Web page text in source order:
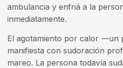
ambulancia y enfriá a la
inmediatamente.
El agotamiento por calor —un
manifiesta con sudoración
mareo. La persona todavía